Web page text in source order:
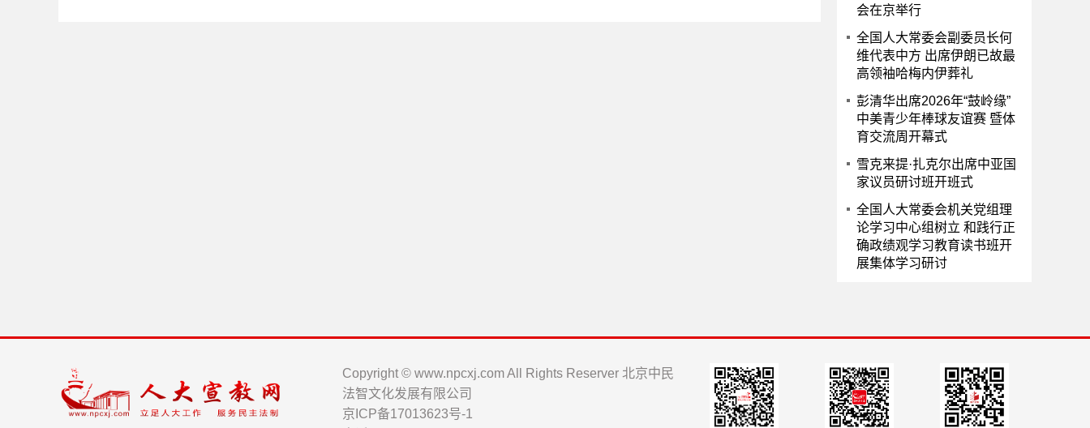
会在京举行
全国人大常委会副委员长何
维代表中方 出席伊朗已故最
高领袖哈梅内伊葬礼
彭清华出席2026年“鼓岭缘”
中美青少年棒球友谊赛 暨体
育交流周开幕式
雪克来提·扎克尔出席中亚国
家议员研讨班开班式
全国人大常委会机关党组理
论学习中心组树立 和践行正
确政绩观学习教育读书班开
展集体学习研讨
Copyright © www.npcxj.com All Rights Reserver 北京中民
法智文化发展有限公司
京ICP备17013623号-1